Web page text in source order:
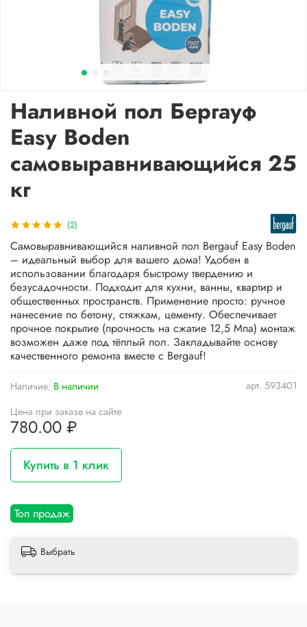
(2)
арт. 593401
Наличие: В наличии
Топ продаж
Наливной пол Бергауф
Easy Boden
самовыравнивающийся 25
кг
Цена при заказе на сайте
780.00 ₽
Купить в 1 клик
Самовыравнивающийся наливной пол Bergauf Easy Boden
– идеальный выбор для вашего дома! Удобен в
использовании благодаря быстрому твердению и
безусадочности. Подходит для кухни, ванны, квартир и
общественных пространств. Применение просто: ручное
нанесение по бетону, стяжкам, цементу. Обеспечивает
прочное покрытие (прочность на сжатие 12,5 Мпа) монтаж
возможен даже под тёплый пол. Закладывайте основу
качественного ремонта вместе с Bergauf!
Выбрать